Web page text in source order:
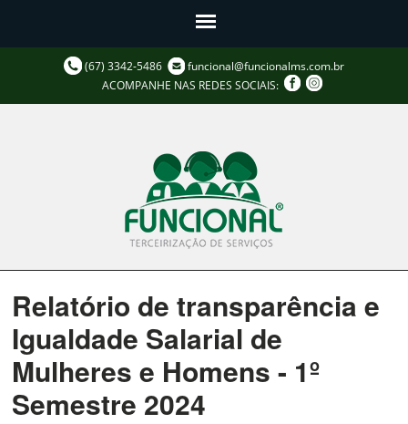
(67) 3342-5486
funcional@funcionalms.com.br
ACOMPANHE NAS REDES SOCIAIS:
Relatório de transparência e
Igualdade Salarial de
Mulheres e Homens - 1º
Semestre 2024